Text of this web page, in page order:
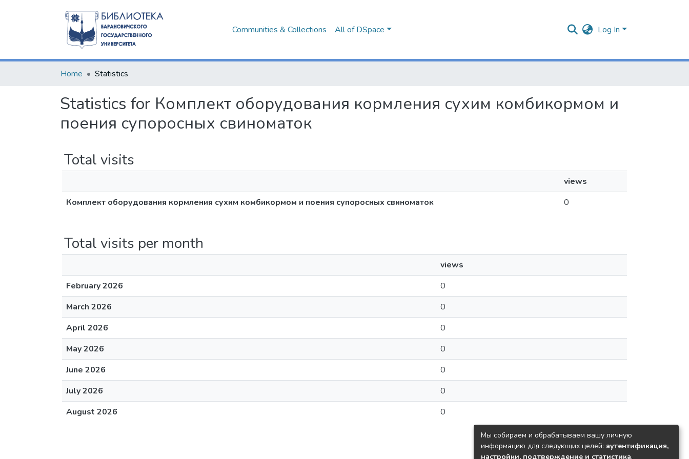
Communities & Collections All of DSpace Log In
Home Statistics
Statistics for Комплект оборудования кормления сухим комбикормом и
поения супоросных свиноматок
Total visits
views
Комплект оборудования кормления сухим комбикормом и поения супоросных свиноматок
0
Total visits per month
views
February 2026
0
March 2026
0
April 2026
0
May 2026
0
June 2026
0
July 2026
0
August 2026
0
Мы собираем и обрабатываем вашу личную
информацию для следующих целей: аутентификация,
настройки, подтверждение и статистика.